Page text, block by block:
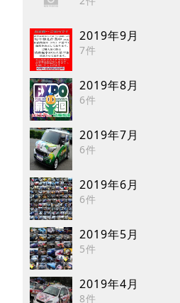
2019年9月
7件
2019年8月
6件
2019年7月
6件
2019年6月
6件
2019年5月
5件
2019年4月
8件